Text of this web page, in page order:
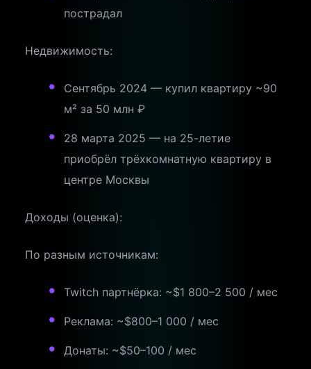
пострадал
Недвижимость:
Сентябрь 2024 — купил квартиру ~90
м² за 50 млн ₽
28 марта 2025 — на 25-летие
приобрёл трёхкомнатную квартиру в
центре Москвы
Доходы (оценка):
По разным источникам:
Twitch партнёрка: ~$1 800–2 500 / мес
Реклама: ~$800–1 000 / мес
Донаты: ~$50–100 / мес